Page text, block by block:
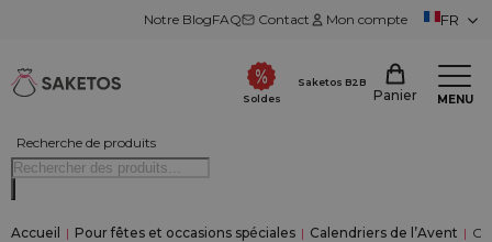
Notre BlogFAQ Contact Mon compte FR
Recherche de produits
Soldes
Saketos B2B
Panier MENU
Accueil | Pour fêtes et occasions spéciales | Calendriers de l’Avent |